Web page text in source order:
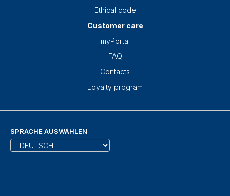
Ethical code
Customer care
myPortal
FAQ
Contacts
Loyalty program
SPRACHE AUSWÄHLEN